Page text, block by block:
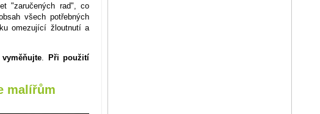
"zaručených rad", co
všech potřebných
omezující žloutnutí a
vyměňujte
Při použití
malířům